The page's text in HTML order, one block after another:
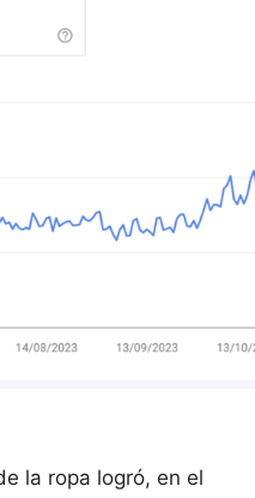
la ropa logró, en el